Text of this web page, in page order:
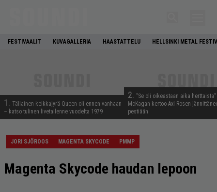
FESTIVAALIT KUVAGALLERIA HAASTATTELU HELLSINKI METAL
1. Tällainen keikkajyrä Queen oli ennen vanhaan
– katso tulinen livetallenne vuodelta 1979
2. ”Se oli oikeastaan aika
McKagan kertoo Axl Rosen
pestiään
JORI SJÖROOS MAGENTA SKYCODE PMMP
Magenta Skycode haudan lepoon